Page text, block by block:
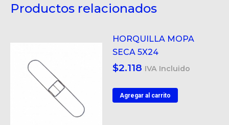
Productos relacionados
HORQUILLA MOPA
SECA 5X24
$2.118 IVA Incluido
Agregar al carrito